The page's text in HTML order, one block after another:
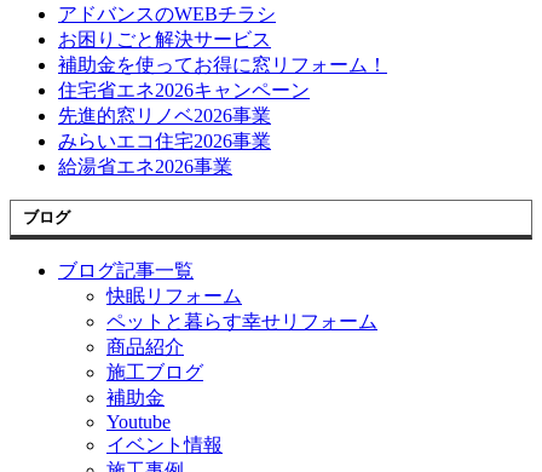
アドバンスのWEBチラシ
お困りごと解決サービス
補助金を使ってお得に窓リフォーム！
住宅省エネ2026キャンペーン
先進的窓リノベ2026事業
みらいエコ住宅2026事業
給湯省エネ2026事業
ブログ
ブログ記事一覧
快眠リフォーム
ペットと暮らす幸せリフォーム
商品紹介
施工ブログ
補助金
Youtube
イベント情報